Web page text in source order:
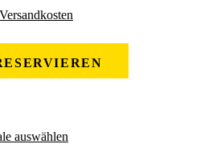
auswählen